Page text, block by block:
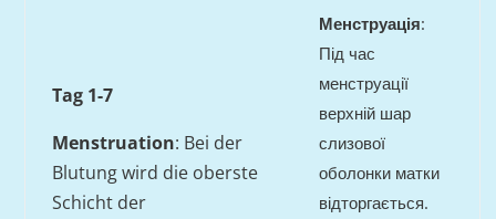
Tag 1-7
Menstruation: Bei der
Blutung wird die oberste
Schicht der
Менструація:
Під час
менструації
верхній шар
слизової
оболонки матки
відторгається.